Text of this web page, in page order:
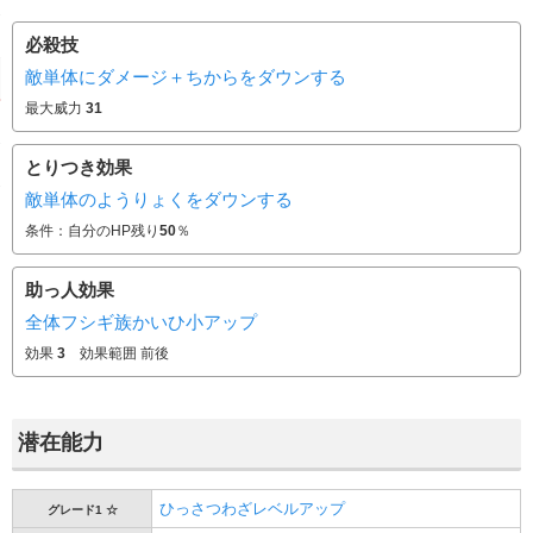
必殺技
敵単体にダメージ＋ちからをダウンする
最大威力 31
とりつき効果
敵単体のようりょくをダウンする
条件：自分のHP残り 50％
助っ人効果
全体フシギ族かいひ小アップ
効果 3 効果範囲 前後
潜在能力
グレード1 ☆ ひっさつわざレベルアップ